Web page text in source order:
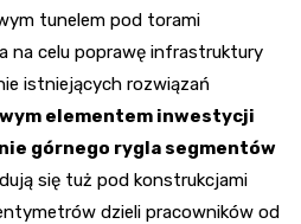
tunelem pod torami
na celu poprawę infrastruktury
istniejących rozwiązań
elementem inwestycji
górnego rygla segmentów
się tuż pod konstrukcjami
dzieli pracowników od